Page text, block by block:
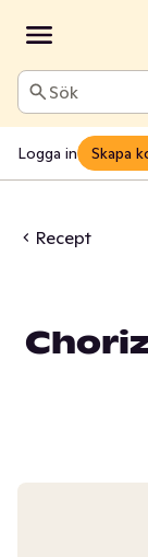
Sök
Logga in Skapa
Recept